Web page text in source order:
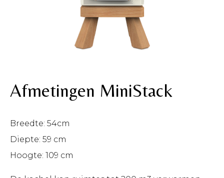
Afmetingen MiniStack
Breedte: 54cm
Diepte: 59 cm
Hoogte: 109 cm